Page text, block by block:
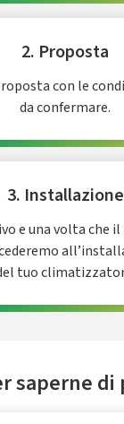
2. Proposta
con le
da confermare.
3. Installazione
e una volta che
tuo
saperne di